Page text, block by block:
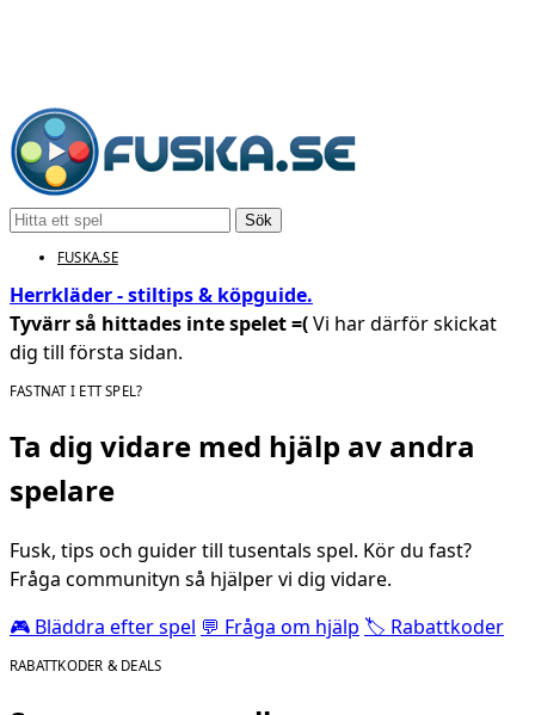
Sök
FUSKA.SE
Herrkläder - stiltips & köpguide.
Tyvärr så hittades inte spelet =(Vi har därför skickat
dig till första sidan.
FASTNAT I ETT SPEL?
Ta dig vidare med hjälp av andra
spelare
Fusk, tips och guider till tusentals spel. Kör du fast?
Fråga communityn så hjälper vi dig vidare.
🎮 Bläddra efter spel 💬 Fråga om hjälp 🏷️ Rabattkoder
RABATTKODER & DEALS